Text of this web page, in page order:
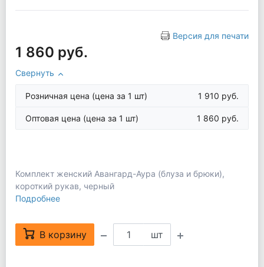
Версия для печати
1 860 руб.
Свернуть
Розничная цена (цена за 1 шт) 1 910 руб.
Оптовая цена (цена за 1 шт) 1 860 руб.
Комплект женский Авангард-Аура (блуза и брюки),
короткий рукав, черный
Подробнее
В корзину шт